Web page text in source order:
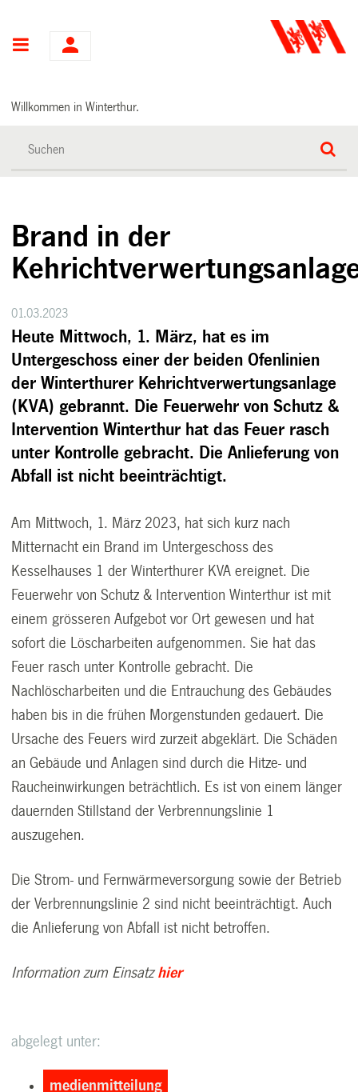
Hauptnavigation
Willkommen in Winterthur.
Brand in der
01.03.2023
Heute Mittwoch, 1. März, hat es im
Untergeschoss einer der beiden Ofenlinien
der Winterthurer Kehrichtverwertungsanlage
(KVA) gebrannt. Die Feuerwehr von Schutz &
Intervention Winterthur hat das Feuer rasch
unter Kontrolle gebracht. Die Anlieferung von
Abfall ist nicht beeinträchtigt.
Am Mittwoch, 1. März 2023, hat sich kurz nach
Mitternacht ein Brand im Untergeschoss des
Kesselhauses 1 der Winterthurer KVA ereignet. Die
Feuerwehr von Schutz & Intervention Winterthur ist mit
einem grösseren Aufgebot vor Ort gewesen und hat
sofort die Löscharbeiten aufgenommen. Sie hat das
Feuer rasch unter Kontrolle gebracht. Die
Nachlöscharbeiten und die Entrauchung des Gebäudes
haben bis in die frühen Morgenstunden gedauert. Die
Ursache des Feuers wird zurzeit abgeklärt. Die Schäden
an Gebäude und Anlagen sind durch die Hitze- und
Raucheinwirkungen beträchtlich. Es ist von einem länger
dauernden Stillstand der Verbrennungslinie 1
auszugehen.
Die Strom- und Fernwärmeversorgung sowie der Betrieb
der Verbrennungslinie 2 sind nicht beeinträchtigt. Auch
die Anlieferung von Abfall ist nicht betroffen.
Information zum Einsatzhier
abgelegt unter:
medienmitteilung